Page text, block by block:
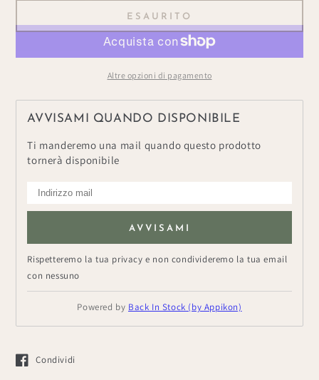
quantità
quantità
per
ESAURITO
Altre opzioni di pagamento
AVVISAMI QUANDO DISPONIBILE
Ti manderemo una mail quando questo prodotto
tornerà disponibile
AVVISAMI
Rispetteremo la tua privacy e non condivideremo la tua email
con nessuno
Powered by Back In Stock (by Appikon)
Condividi
Si apre in una nuova finestra.